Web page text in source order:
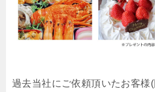
過去当社にご依頼頂いたお客様(